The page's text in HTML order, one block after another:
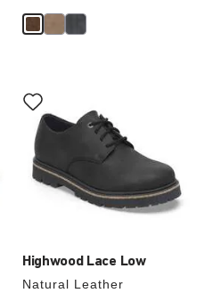
Highwood Lace Low
Natural Leather
med
swatch-
farger
oppdatere
produktbildet